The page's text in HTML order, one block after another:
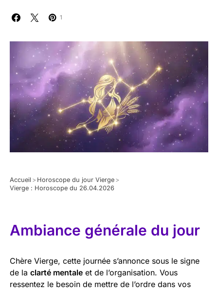
1
Accueil > Horoscope du jour Vierge >
Vierge : Horoscope du 26.04.2026
Ambiance générale du jour
Chère Vierge, cette journée s’annonce sous le signe
de la clarté mentale et de l’organisation. Vous
ressentez le besoin de mettre de l’ordre dans vos